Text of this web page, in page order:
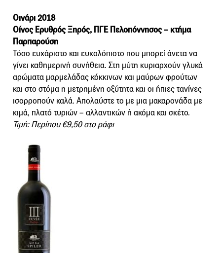
Οινάρι 2018
Οίνος Ερυθρός Ξηρός, ΠΓΕ Πελοπόννησος – κτήμα
Παρπαρούση
Τόσο ευχάριστο και ευκολόπιοτο που μπορεί άνετα να
γίνει καθημερινή συνήθεια. Στη μύτη κυριαρχούν γλυκά
αρώματα μαρμελάδας κόκκινων και μαύρων φρούτων
και στο στόμα η μετρημένη οξύτητα και οι ήπιες τανίνες
ισορροπούν καλά. Απολαύστε το με μια μακαρονάδα με
κιμά, πλατό τυριών – αλλαντικών ή ακόμα και σκέτο.
Τιμή: Περίπου €9,50 στο ράφι